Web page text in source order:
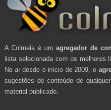
A Colmeia é um agregador de
lista selecionada com os melhores
No ar desde o início de 2009, o
sugestões de conteúdo de qualquer
material publicado.